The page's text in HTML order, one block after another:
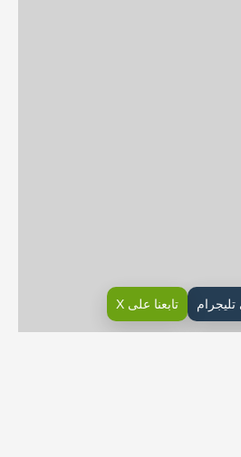
تليجرام تابعنا على X